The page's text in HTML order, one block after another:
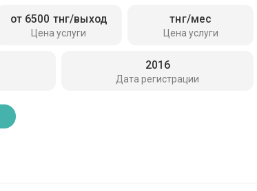
Цена услуги
от 6500 тнг/выход
Цена услуги
тнг/мес
Дата регистрации
2016